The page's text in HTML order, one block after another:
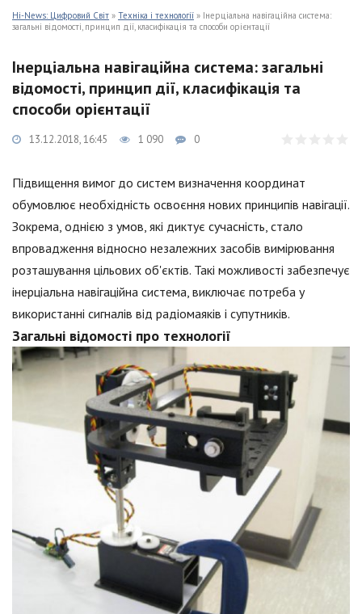
Hi-News: Цифровий Світ » Техніка і технології » Інерціальна навігаційна система:
загальні відомості, принцип дії, класифікація та способи орієнтації
Інерціальна навігаційна система: загальні
відомості, принцип дії, класифікація та
способи орієнтації
13.12.2018, 16:45 1 090 0
Підвищення вимог до систем визначення координат
обумовлює необхідність освоєння нових принципів навігації.
Зокрема, однією з умов, які диктує сучасність, стало
впровадження відносно незалежних засобів вимірювання
розташування цільових об'єктів. Такі можливості забезпечує
інерціальна навігаційна система, виключає потреба у
використанні сигналів від радіомаяків і супутників.
Загальні відомості про технології